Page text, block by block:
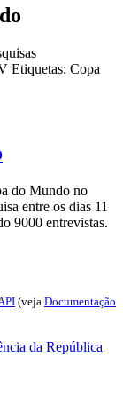
Etiquetas: Copa
do Mundo no
entre os dias 11
9000 entrevistas.
(veja Documentação
da República